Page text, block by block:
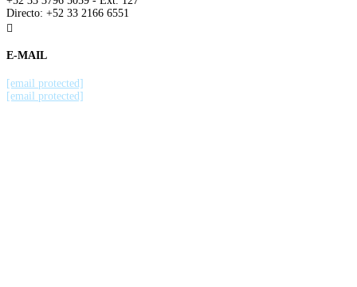
Directo: +52 33 2166 6551

E-MAIL
[email protected]
[email protected]